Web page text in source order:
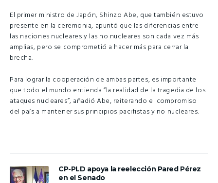
El primer ministro de Japón, Shinzo Abe, que también estuvo
presente en la ceremonia, apuntó que las diferencias entre
las naciones nucleares y las no nucleares son cada vez más
amplias, pero se comprometió a hacer más para cerrar la
brecha.
Para lograr la cooperación de ambas partes, es importante
que todo el mundo entienda “la realidad de la tragedia de los
ataques nucleares”, añadió Abe, reiterando el compromiso
del país a mantener sus principios pacifistas y no nucleares.
CP-PLD apoya la reelección Pared Pérez
en el Senado